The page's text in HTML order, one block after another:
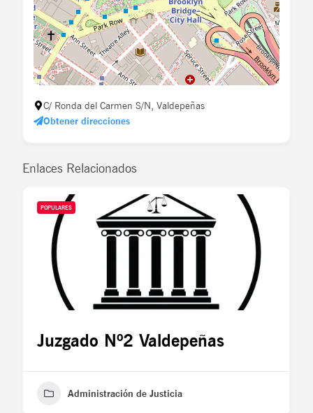
C/ Ronda del Carmen S/N, Valdepeñas
Obtener direcciones
Enlaces Relacionados
POPULARES
Juzgado Nº2 Valdepeñas
Administración de Justicia